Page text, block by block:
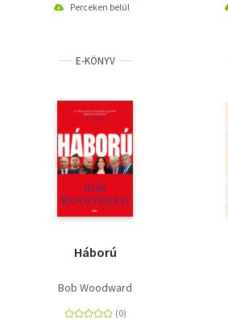
Perceken belül
E-KÖNYV
Háború
Bob Woodward